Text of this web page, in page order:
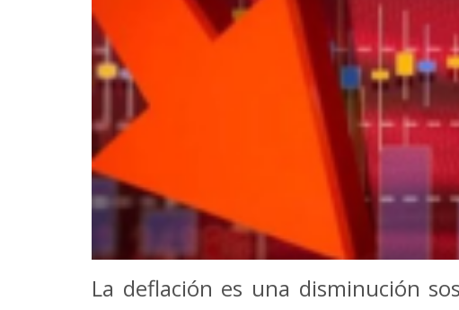
La deflación es una disminución